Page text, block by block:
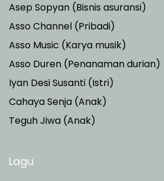
Asep Sopyan (Bisnis asuransi)
Asso Channel (Pribadi)
Asso Music (Karya musik)
Asso Duren (Penanaman durian)
Iyan Desi Susanti (Istri)
Cahaya Senja (Anak)
Teguh Jiwa (Anak)
Lagu